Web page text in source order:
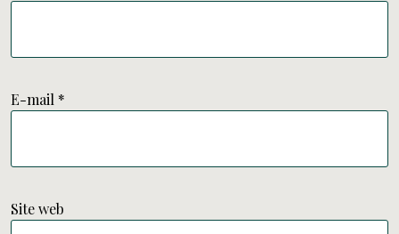
E-mail *
Site web